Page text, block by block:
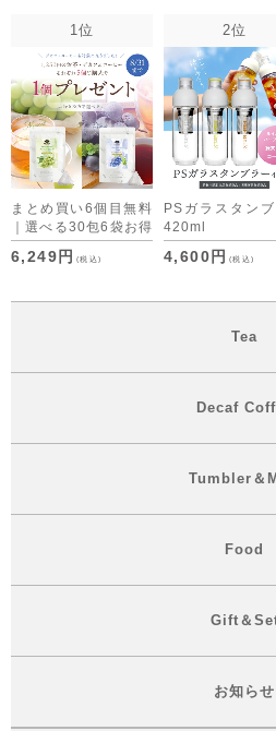
1位
まとめ買い6個目無料
｜選べる30包6袋お得
セット デカフェコー
ヒーも仲間入り
6,249円 (税込)
2位
PSガラスタン
420ml
4,600円 (税込)
Tea
Decaf
Tumbler＆
Food
Gift＆
お知らせ